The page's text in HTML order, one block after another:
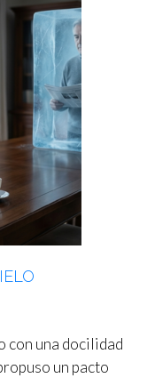
con una docilidad
un pacto